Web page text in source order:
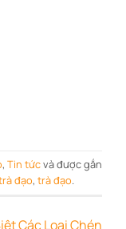
, Tin tứcvà được gắn
đạo, trà đạo.
Các Loại Chén